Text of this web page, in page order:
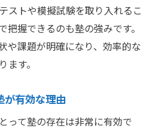
ストや模擬試験を取り入れるこ
把握できるのも塾の強みです。
や課題が明確になり、効率的な
す。
が有効な理由
って塾の存在は非常に有効で